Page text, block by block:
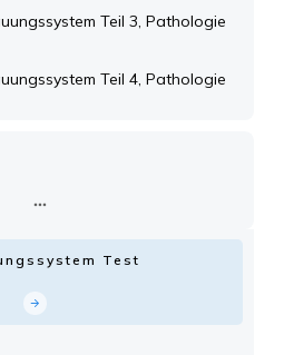
Teil 3, Pathologie
Teil 4, Pathologie
Test